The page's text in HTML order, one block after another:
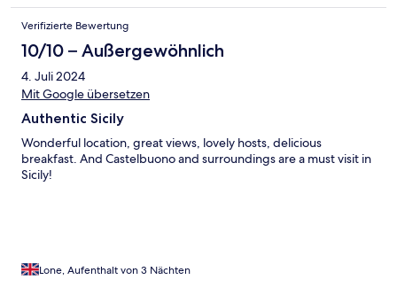
Verifizierte Bewertung
10/10 – Außergewöhnlich
4. Juli 2024
Mit Google übersetzen
Authentic Sicily
Wonderful location, great views, lovely hosts, delicious
breakfast. And Castelbuono and surroundings are a must visit in
Sicily!
Lone, Aufenthalt von 3 Nächten